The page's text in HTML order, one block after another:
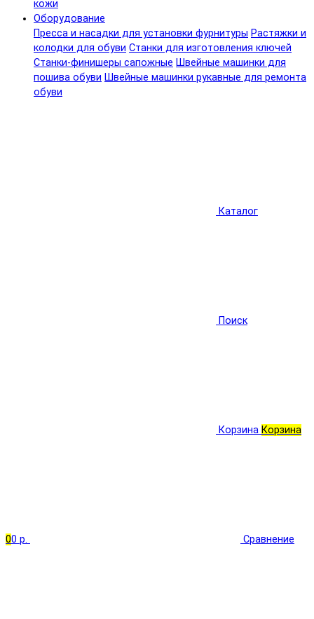
кожи
Оборудование
Пресса и насадки для установки фурнитуры Растяжки и
колодки для обуви Станки для изготовления ключей
Станки-финишеры сапожные Швейные машинки для
пошива обуви Швейные машинки рукавные для ремонта
обуви
Каталог
Поиск
Корзина Корзина
00 р. Сравнение